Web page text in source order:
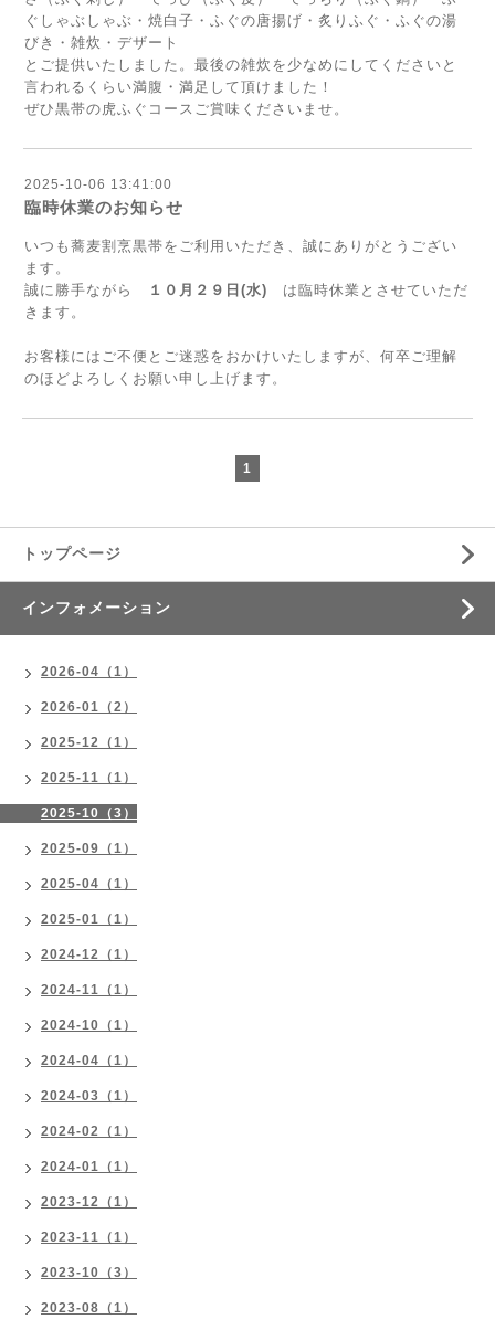
ぐしゃぶしゃぶ・焼白子・ふぐの唐揚げ・炙りふぐ・ふぐの湯
びき・雑炊・デザート
とご提供いたしました。最後の雑炊を少なめにしてくださいと
言われるくらい満腹・満足して頂けました！
ぜひ黒帯の虎ふぐコースご賞味くださいませ。
2025-10-06 13:41:00
臨時休業のお知らせ
いつも蕎麦割烹黒帯をご利用いただき、誠にありがとうござい
ます。
誠に勝手ながら
１０月２９日(水) は臨時休業とさせていただ
きます。
お客様にはご不便とご迷惑をおかけいたしますが、何卒ご理解
のほどよろしくお願い申し上げます。
1
トップページ
インフォメーション
2026-04（1）
2026-01（2）
2025-12（1）
2025-11（1）
2025-10（3）
2025-09（1）
2025-04（1）
2025-01（1）
2024-12（1）
2024-11（1）
2024-10（1）
2024-04（1）
2024-03（1）
2024-02（1）
2024-01（1）
2023-12（1）
2023-11（1）
2023-10（3）
2023-08（1）